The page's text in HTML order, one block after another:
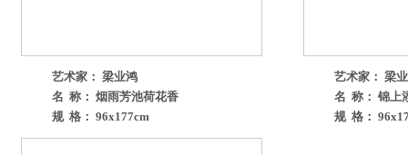
艺术家： 梁业鸿
名 称： 烟雨芳池荷花香
规 格： 96x177cm
艺术家： 梁
名 称： 锦上
规 格：